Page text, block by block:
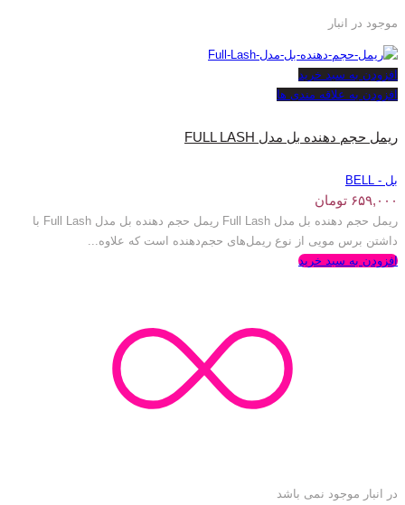
موجود در انبار
افزودن به سبد خرید
افزودن به علاقه مندی ها
ریمل حجم دهنده بل مدل FULL LASH
بل - BELL
۶۵۹,۰۰۰ تومان
ریمل حجم دهنده بل مدل Full Lash ریمل حجم دهنده بل مدل Full Lash با
داشتن برس مویی از نوع ریمل‌های حجم‌دهنده است که علاوه...
افزودن به سبد خرید
در انبار موجود نمی باشد